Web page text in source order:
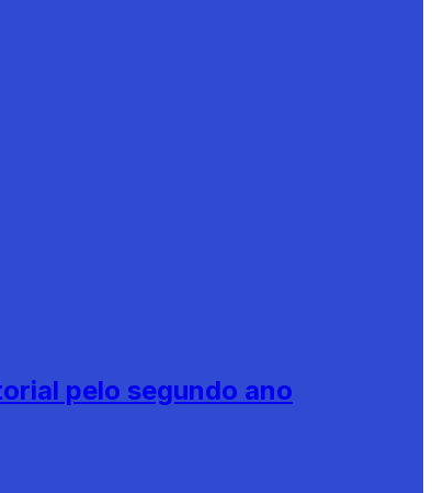
pelo segundo ano